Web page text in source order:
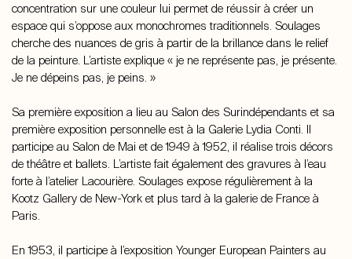
concentration sur une couleur lui permet de réussir à créer un
espace qui s’oppose aux monochromes traditionnels. Soulages
cherche des nuances de gris à partir de la brillance dans le relief
de la peinture. L’artiste explique « je ne représente pas, je présente.
Je ne dépeins pas, je peins. »
Sa première exposition a lieu au Salon des Surindépendants et sa
première exposition personnelle est à la Galerie Lydia Conti. Il
participe au Salon de Mai et de 1949 à 1952, il réalise trois décors
de théâtre et ballets. L’artiste fait également des gravures à l’eau
forte à l’atelier Lacourière. Soulages expose régulièrement à la
Kootz Gallery de New-York et plus tard à la galerie de France à
Paris.
En 1953, il participe à l’exposition Younger European Painters au